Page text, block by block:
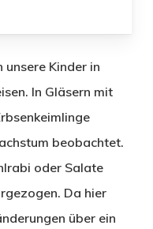
Kinder in
In Gläsern mit
beobachtet.
oder Salate
Da hier
über ein